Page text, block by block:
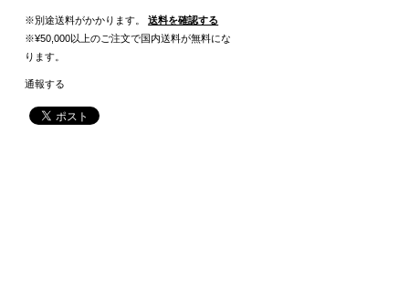
※別途送料がかかります。
送料を確認する
※¥50,000以上のご注文で国内送料が無料にな
ります。
通報する